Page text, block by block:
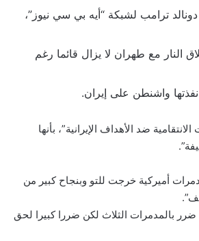
ترامب لشبكة “أيه بي سي نيوز”،
⁠النار ‌مع ⁠طهران لا يزال ⁠قائما رغم
واشنطن على إيران.
ضد الأهداف الإيرانية”، بأنها
ترامب أن “3 مدمرات أميركية خرجت للتو وبنجاح كبير من
ضرر بالمدمرات الثلاث لكن ضررا كبيرا لحق